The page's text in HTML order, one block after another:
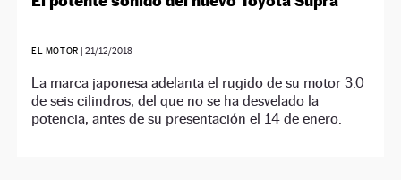
EL MOTOR | 21/12/2018
La marca japonesa adelanta el rugido de su motor 3.0
de seis cilindros, del que no se ha desvelado la
potencia, antes de su presentación el 14 de enero.